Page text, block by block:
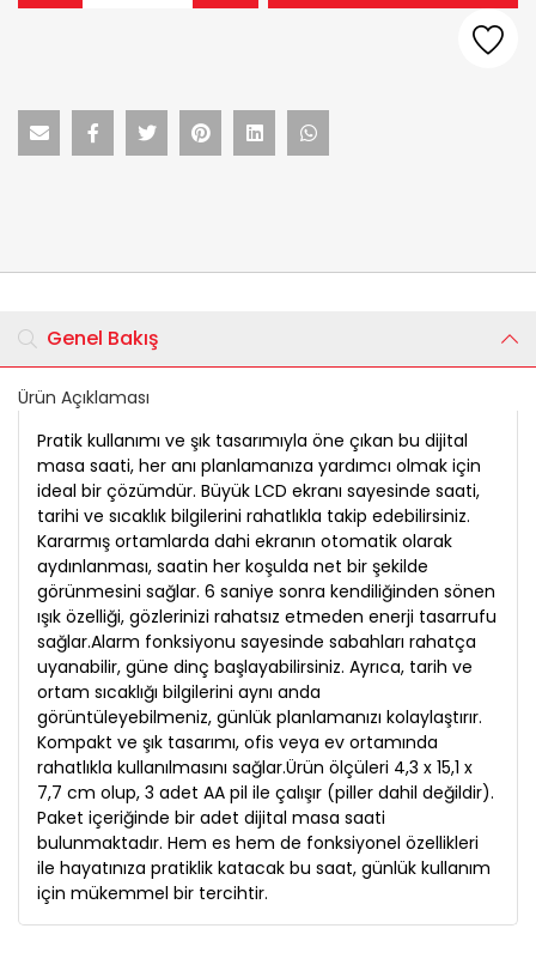
Genel Bakış
Ürün Açıklaması
Pratik kullanımı ve şık tasarımıyla öne çıkan bu dijital
masa saati, her anı planlamanıza yardımcı olmak için
ideal bir çözümdür. Büyük LCD ekranı sayesinde saati,
tarihi ve sıcaklık bilgilerini rahatlıkla takip edebilirsiniz.
Kararmış ortamlarda dahi ekranın otomatik olarak
aydınlanması, saatin her koşulda net bir şekilde
görünmesini sağlar. 6 saniye sonra kendiliğinden sönen
ışık özelliği, gözlerinizi rahatsız etmeden enerji tasarrufu
sağlar.Alarm fonksiyonu sayesinde sabahları rahatça
uyanabilir, güne dinç başlayabilirsiniz. Ayrıca, tarih ve
ortam sıcaklığı bilgilerini aynı anda
görüntüleyebilmeniz, günlük planlamanızı kolaylaştırır.
Kompakt ve şık tasarımı, ofis veya ev ortamında
rahatlıkla kullanılmasını sağlar.Ürün ölçüleri 4,3 x 15,1 x
7,7 cm olup, 3 adet AA pil ile çalışır (piller dahil değildir).
Paket içeriğinde bir adet dijital masa saati
bulunmaktadır. Hem es hem de fonksiyonel özellikleri
ile hayatınıza pratiklik katacak bu saat, günlük kullanım
için mükemmel bir tercihtir.